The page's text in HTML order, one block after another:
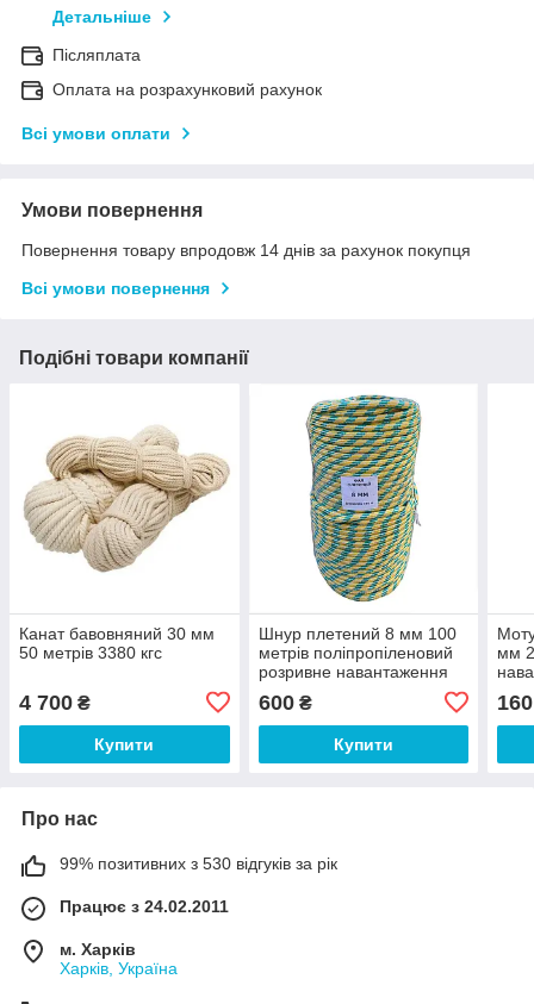
Детальніше
Післяплата
Оплата на розрахунковий рахунок
Всі умови оплати
Умови повернення
Повернення товару впродовж 14 днів за рахунок покупця
Всі умови повернення
Подібні товари компанії
Канат бавовняний 30 мм
50 метрів 3380 кгс
4 700 ₴
Купити
Шнур плетений 8 мм 100
метрів поліпропіленовий
розривне навантаження
600₴
Купити
мм
160
Про нас
99% позитивних з 530 відгуків за рік
Працює з 24.02.2011
м. Харків
Харків, Україна